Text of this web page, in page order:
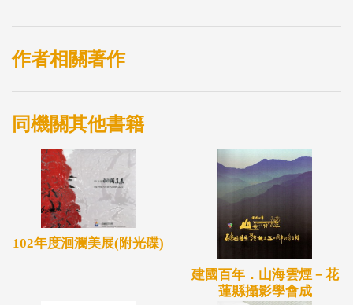
作者相關著作
同機關其他書籍
102年度洄瀾美展(附光碟)
建國百年．山海雲煙－花
蓮縣攝影學會成